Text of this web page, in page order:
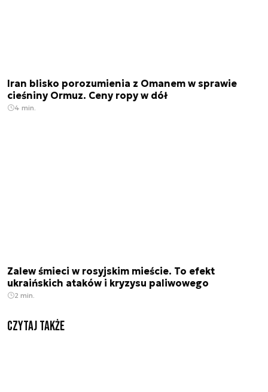
Iran blisko porozumienia z Omanem w sprawie
cieśniny Ormuz. Ceny ropy w dół
4 min.
Zalew śmieci w rosyjskim mieście. To efekt
ukraińskich ataków i kryzysu paliwowego
2 min.
Czytaj także